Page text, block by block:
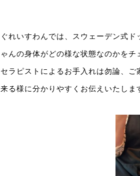
ぐれいすわんでは、スウェーデン式
ゃんの身体がどの様な状態なのかをチ
セラピストによるお手入れは勿論、
来る様に分かりやすくお伝えいたしま